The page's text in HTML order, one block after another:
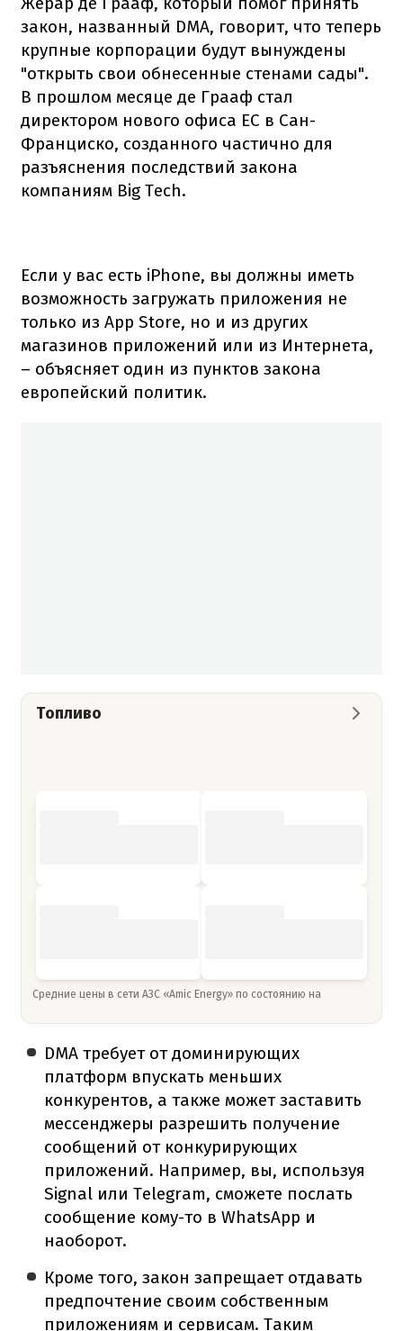
закон, названный DMA, говорит, что теперь
крупные корпорации будут вынуждены
"открыть свои обнесенные стенами сады".
В прошлом месяце де Грааф стал
директором нового офиса ЕС в Сан-
Франциско, созданного частично для
разъяснения последствий закона
компаниям Big Tech.
Если у вас есть iPhone, вы должны иметь
возможность загружать приложения не
только из App Store, но и из других
магазинов приложений или из Интернета,
– объясняет один из пунктов закона
европейский политик.
Топливо
Средние цены в сети АЗС «Amic Energy» по состоянию на
DMA требует от доминирующих
платформ впускать меньших
конкурентов, а также может заставить
мессенджеры разрешить получение
сообщений от конкурирующих
приложений. Например, вы, используя
Signal или Telegram, сможете послать
сообщение кому-то в WhatsApp и
наоборот.
Кроме того, закон запрещает отдавать
предпочтение своим собственным
приложениям и сервисам. Таким